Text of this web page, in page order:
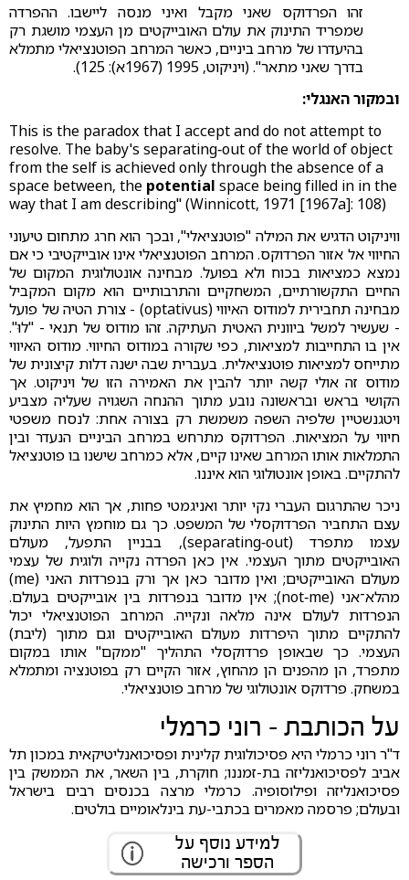
זהו הפרדוקס שאני מקבל ואיני מנסה ליישבו. ההפרדה
שמפריד התינוק את עולם האובייקטים מן העצמי מושגת רק
בהיעדרו של מרחב ביניים, כאשר המרחב הפוטנציאלי מתמלא
בדרך שאני מתאר". (ויניקוט, 1995 (1967א): 125).
ובמקור האנגלי:
This is the paradox that I accept and do not attempt to
resolve. The baby's separating‑out of the world of object
from the self is achieved only through the absence of a
space between, the potential space being filled in in the
way that I am describing" (Winnicott, 1971 [1967a]: 108)
וויניקוט הדגיש את המילה "פוטנציאלי", ובכך הוא חרג מתחום טיעוני
החיווי אל אזור הפרדוקס. המרחב הפוטנציאלי אינו אובייקטיבי כי אם
נמצא כמציאות בכוח ולא בפועל. מבחינה אונטולוגית המקום של
החיים התקשורתיים, המשחקיים והתרבותיים הוא מקום המקביל
מבחינה תחבירית למודוס האיווי (optativus) - צורת הטיה של פועל
- שעשיר למשל ביוונית האטית העתיקה. זהו מודוס של תנאי - "לוּ".
אין בו התחייבות למציאות, כפי שקורה במודוס החיווי. מודוס האיווי
מתייחס למציאות פוטנציאלית. בעברית שבה ישנה דלות קיצונית של
מודוס זה אולי קשה יותר להבין את האמירה הזו של ויניקוט. אך
הקושי בראש ובראשונה נובע מתוך ההנחה השגויה שעליה מצביע
ויטגנשטיין שלפיה השפה משמשת רק בצורה אחת: לנסח משפטי
חיווי על המציאות. הפרדוקס מתרחש במרחב הביניים הנעדר ובין
התמלאות אותו המרחב שאינו קיים, אלא כמרחב שישנו בו פוטנציאל
להתקיים. באופן אונטולוגי הוא איננו.
ניכר שהתרגום העברי נקי יותר ואניגמטי פחות, אך הוא מחמיץ את
עצם התחביר הפרדוקסלי של המשפט. כך גם מוחמץ היות התינוק
עצמו מתפרד (separating‑out), בבניין התפעל, מעולם
האובייקטים מתוך העצמי. אין כאן הפרדה נקייה ולוגית של עצמי
מעולם האובייקטים; ואין מדובר כאן אך ורק בנפרדות האני (me)
מהלא־אני (not‑me); אין מדובר בנפרדות בין אובייקטים בעולם.
הנפרדות לעולם אינה מלאה ונקייה. המרחב הפוטנציאלי יכול
להתקיים מתוך היפרדות מעולם האובייקטים וגם מתוך (ליבת)
העצמי. כך שבאופן פרדוקסלי התהליך "ממקם" אותו במקום
מתפרד, הן מהפנים הן מהחוץ, אזור הקיים רק בפוטנציה ומתמלא
במשחק. פרדוקס אונטולוגי של מרחב פוטנציאלי.
על הכותבת - רוני כרמלי
ד"ר רוני כרמלי היא פסיכולוגית קלינית ופסיכואנליטיקאית במכון תל
אביב לפסיכואנליזה בת-זמננו; חוקרת, בין השאר, את הממשק בין
פסיכואנליזה ופילוסופיה. כרמלי מרצה בכנסים רבים בישראל
ובעולם; פרסמה מאמרים בכתבי-עת בינלאומיים בולטים.
למידע נוסף על
הספר ורכישה